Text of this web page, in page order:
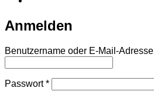
Anmelden
Benutzername oder E-Mail-Adresse
Passwort*Erforderlich